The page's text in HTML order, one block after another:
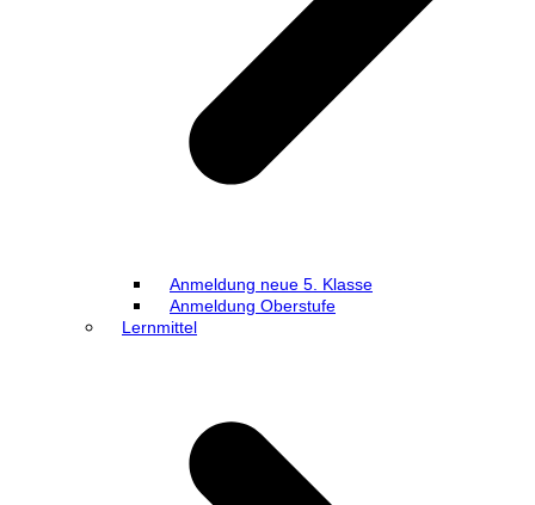
Anmeldung neue 5. Klasse
Anmeldung Oberstufe
Lernmittel